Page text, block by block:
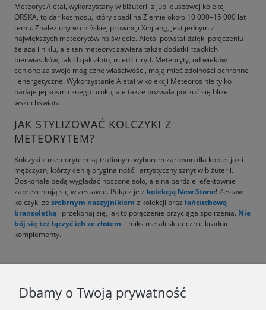
Meteoryt Aletai, wykorzystany w biżuterii z jubileuszowej kolekcji
ORSKA, to dar kosmosu, który spadł na Ziemię około 10 000–15 000 lat
temu. Znaleziony w chińskiej prowincji Xinjiang, jest jednym z
największych meteorytów na świecie. Aletai powstał dzięki połączeniu
żelaza i niklu, ale ten meteoryt zawiera także dodatki rzadkich
pierwiastków, takich jak złoto, miedź i iryd. Meteoryty, od wieków
cenione za swoje magiczne właściwości, mają mieć zdolności ochronne
i energetyczne. Wykorzystanie Aletai w kolekcji Meteoros nie tylko
nadaje jej kosmicznego uroku, ale także pozwala poczuć się bliżej
wszechświata.
JAK STYLIZOWAĆ KOLCZYKI Z
METEORYTEM?
Kolczyki z meteorytem są trafionym wyborem zarówno dla kobiet jak i
mężczyzn, którzy cenią oryginalność i artystyczny sznyt w biżuterii.
Doskonale będą wyglądać noszone solo, ale najbardziej efektownie
zaprezentują się w zestawie. Połącz je z kolekcją New Stone! Zestaw
kolczyki ze srebrnym naszyjnikiem z kolekcji oraz łańcuchową
bransoletką i przekonaj się, jak to połączenie przyciąga spojrzenia. Nie
bój się też łączyć ich ze złotem – miks metali skutecznie kradnie
komplementy.
Dbamy o Twoją prywatność